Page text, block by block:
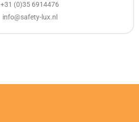
+31 (0)35 6914476
info@safety-lux.nl